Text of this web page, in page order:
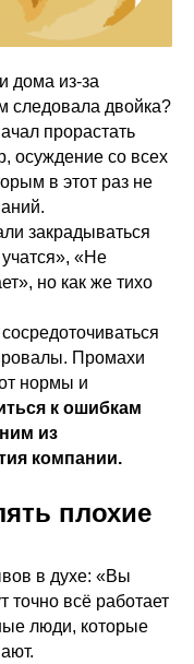
дома из-за
следовала двойка?
прорастать
осуждение со всех
в этот раз не
закрадываться
«Не
но как же тихо
Промахи
нормы и
к ошибкам
из
компании.
плохие
в духе: «Вы
точно всё работает
люди, которые